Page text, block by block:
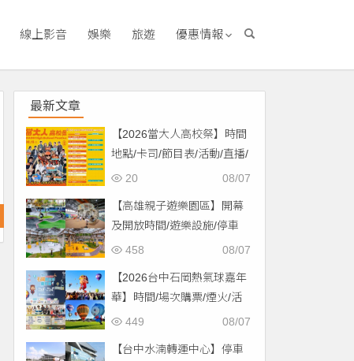
線上影音 娛樂 旅遊 優惠情報
最新文章
【2026當大人高校祭】時間
地點/卡司/節目表/活動/直播/
交通，免費入場！
08/07
20
【高雄親子遊樂園區】開幕
及開放時間/遊樂設施/停車
場/交通一次看！
08/07
458
【2026台中石岡熱氣球嘉年
華】時間/場次購票/煙火/活
動/交通，土牛運動公園登08/07
449
【台中水湳轉運中心】停車